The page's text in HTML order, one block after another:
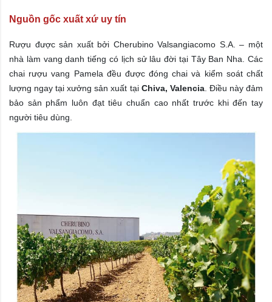
Nguồn gốc xuất xứ uy tín
Rượu được sản xuất bởi Cherubino Valsangiacomo S.A. – một
nhà làm vang danh tiếng có lịch sử lâu đời tại Tây Ban Nha. Các
chai rượu vang Pamela đều được đóng chai và kiểm soát chất
lượng ngay tại xưởng sản xuất tại Chiva, Valencia. Điều này đảm
bảo sản phẩm luôn đạt tiêu chuẩn cao nhất trước khi đến tay
người tiêu dùng.